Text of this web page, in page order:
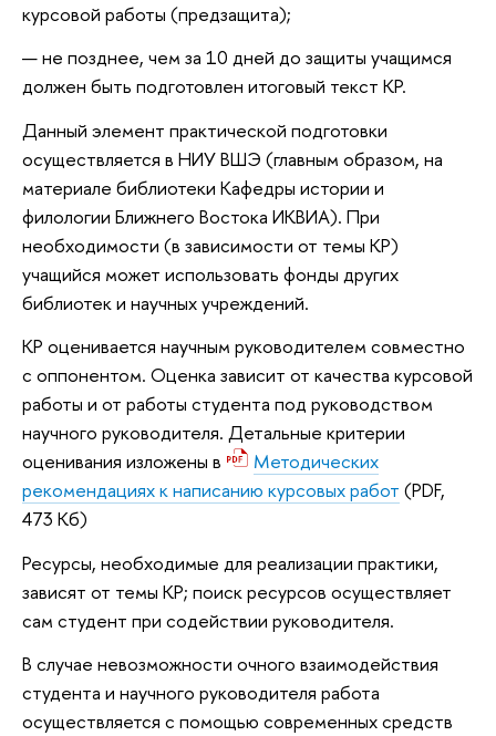
курсовой работы (предзащита);
не позднее, чем за 10 дней до защиты учащимся
должен быть подготовлен итоговый текст КР.
Данный элемент практической подготовки
осуществляется в НИУ ВШЭ (главным образом, на
материале библиотеки Кафедры истории и
филологии Ближнего Востока ИКВИА). При
необходимости (в зависимости от темы КР)
учащийся может использовать фонды других
библиотек и научных учреждений.
КР оценивается научным руководителем совместно
с оппонентом. Оценка зависит от качества курсовой
работы и от работы студента под руководством
научного руководителя. Детальные критерии
оценивания изложены в
Методических
рекомендациях к написанию курсовых работ (PDF,
473 Кб)
Ресурсы, необходимые для реализации практики,
зависят от темы КР; поиск ресурсов осуществляет
сам студент при содействии руководителя.
В случае невозможности очного взаимодействия
студента и научного руководителя работа
осуществляется с помощью современных средств